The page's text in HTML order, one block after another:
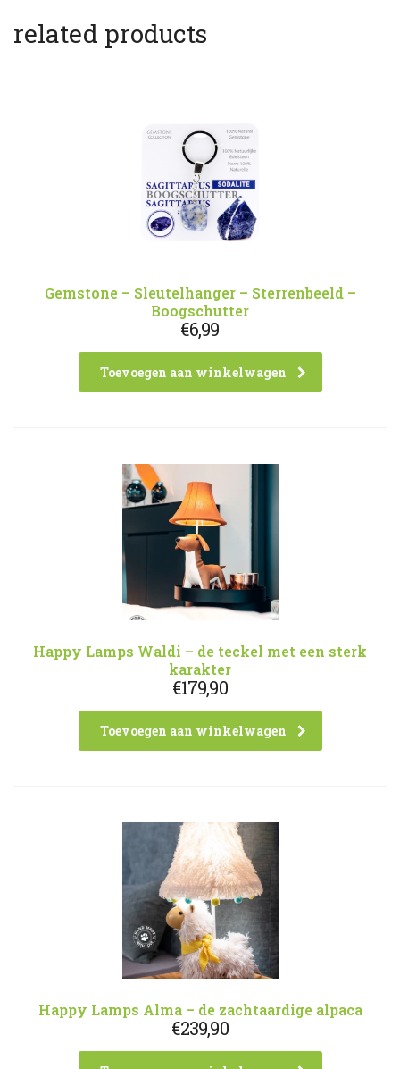
related products
Gemstone – Sleutelhanger – Sterrenbeeld –
Boogschutter
€6,99
Toevoegen aan winkelwagen
Happy Lamps Waldi – de teckel met een sterk
karakter
€179,90
Toevoegen aan winkelwagen
Happy Lamps Alma – de zachtaardige alpaca
€239,90